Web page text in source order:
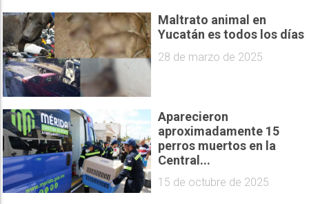
Maltrato animal en
Yucatán es todos los días
28 de marzo de 2025
Aparecieron
aproximadamente 15
perros muertos en la
Central...
15 de octubre de 2025